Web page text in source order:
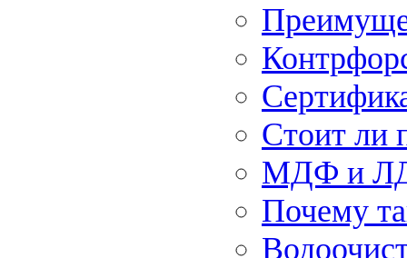
Стоит ли
МДФ и
Почему